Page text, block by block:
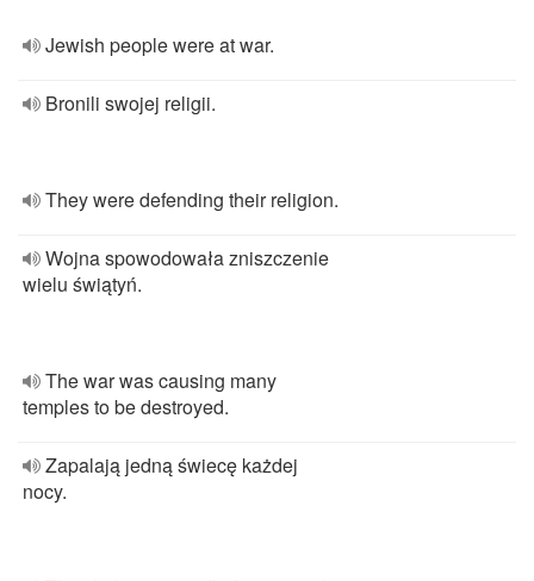
Jewish people were at war.
Bronili swojej religii.
They were defending their religion.
Wojna spowodowała zniszczenie
wielu świątyń.
The war was causing many
temples to be destroyed.
Zapalają jedną świecę każdej
nocy.